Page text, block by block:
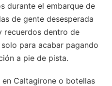
durante el embarque de
de gente desesperada
recuerdos dentro de
para acabar pagando
a pie de pista.
Caltagirone o botellas